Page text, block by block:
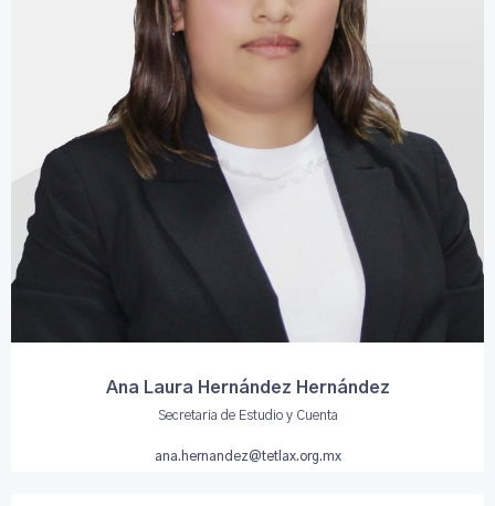
Ana Laura Hernández Hernández
Secretaria de Estudio y Cuenta
ana.hernandez@tetlax.org.mx